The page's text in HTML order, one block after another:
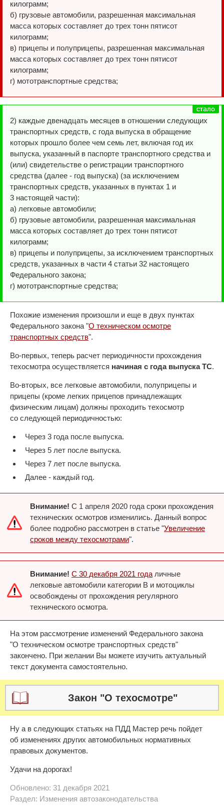
килограмм;
б) грузовые автомобили, разрешенная максимальная
масса которых составляет до трех тонн пятисот
килограмм;
в) прицепы и полуприцепы, разрешенная максимальная
масса которых составляет до трех тонн пятисот
килограмм;
г) мототранспортные средства;
2) каждые двенадцать месяцев в отношении следующих
транспортных средств, с года выпуска в обращение
которых прошло более чем семь лет, включая год их
выпуска, указанный в паспорте транспортного средства и
(или) свидетельстве о регистрации транспортного
средства (далее - год выпуска) (за исключением
транспортных средств, указанных в пунктах 1 и
3 настоящей части):
а) легковые автомобили;
б) грузовые автомобили, разрешенная максимальная
масса которых составляет до трех тонн пятисот
килограмм;
в) прицепы и полуприцепы, за исключением транспортных
средств, указанных в части 4 статьи 32 настоящего
Федерального закона;
г) мототранспортные средства;
Похожие изменения произошли и еще в двух пунктах
Федерального закона "О техническом осмотре
транспортных средств".
Во-первых, теперь расчет периодичности прохождения
техосмотра осуществляется начиная с года выпуска ТС.
Во-вторых, все легковые автомобили, полуприцепы и
прицепы (кроме легких прицепов принадлежащих
физическим лицам) должны проходить техосмотр
со следующей периодичностью:
Через 3 года после выпуска.
Через 5 лет после выпуска.
Через 7 лет после выпуска.
Далее - каждый год.
Внимание! С 1 апреля 2020 года сроки прохождения
технических осмотров изменились. Данный вопрос
более подробно рассмотрен в статье "Увеличение
сроков между техосмотрами".
Внимание! C 30 декабря 2021 года личные
легковые автомобили категории B и мотоциклы
освобождены от прохождения регулярного
технического осмотра.
На этом рассмотрение изменений Федерального закона
"О техническом осмотре транспортных средств"
закончено. При желании Вы можете изучить актуальный
текст документа самостоятельно.
Закон "О техосмотре"
Ну а в следующих статьях на ПДД Мастер речь пойдет
об изменениях других автомобильных нормативных
правовых документов.
Удачи на дорогах!
Обновлено: 31 декабря 2021
Раздел: Изменения автозаконодательства